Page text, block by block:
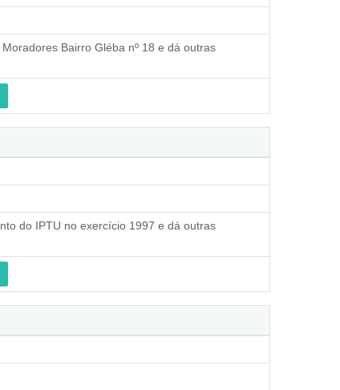
Bairro Gléba nº 18 e dá outras
do IPTU no exercício 1997 e dá outras